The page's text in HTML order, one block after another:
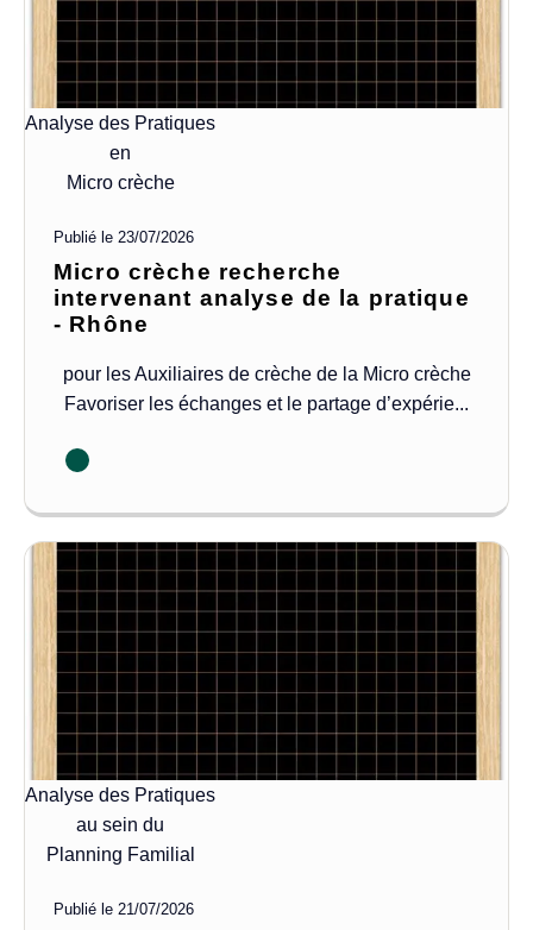
Analyse des Pratiques
en
Micro crèche
Publié le 23/07/2026
Micro crèche recherche
intervenant analyse de la pratique
- Rhône
pour les Auxiliaires de crèche de la Micro crèche
Favoriser les échanges et le partage d’expérie...
Analyse des Pratiques
au sein du
Planning Familial
Publié le 21/07/2026